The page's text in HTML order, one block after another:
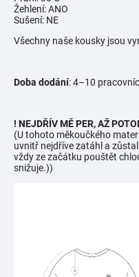
Žehlení: ANO
Sušení: NE
Všechny naše kousky jsou
Doba dodání: 4–10
! NEJDŘÍV MĚ PER, AŽ
(U tohoto měkoučkého
uvnitř nejdříve zatáhl a
vždy ze začátku pouštět
snižuje.))